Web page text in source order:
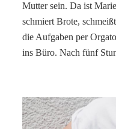
Mutter sein. Da ist
schmiert Brote,
die Aufgaben per
ins Büro. Nach fünf